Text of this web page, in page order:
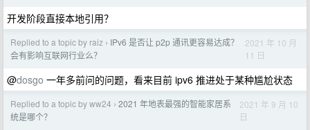
开发阶段直接本地引用？
Replied to a topic by raiz › IPv6 是否让 p2p 通讯更容易达成？
会有影响互联网行业么？
2021 年 10 月
11 日
@dosgo 一年多前问的问题，看来目前 ipv6 推进处于某种尴尬状态
Replied to a topic by ww24 › 2021 年地表最强的智能家居系
统是哪个？
2021 年 9 月 10
日